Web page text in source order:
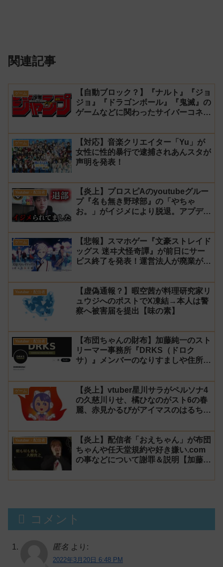
関連記事
ゲーム
【自動ブロック？】『ナルト』『ジョ
ジョ』『ドラゴンボール』『鬼滅』の
ゲームなどに関わったサイバーコネク
ブロックされてしまう
ゲーム
【対応】音楽クリエイター「Yu」が
女性に性的暴行で逮捕されあんスタが
声明を発表！
Youtuber・配信者
【炎上】プロスピAのyoutubeグルー
プ『名も無き野球部』の「やちゃ
お。」がイジメにより脱退。アプデの
VIPが事実無根だと否定
ゲーム
【悲報】スマホゲー『文豪ストレイド
ッグス 迷ヰ犬怪奇譚』が前日にサー
ビス終了を発表！運営法人が廃業が原
Youtuber・配信者
【虚偽通報？】暇空茜が料理研究家リ
ュウジへのポストでX凍結→本人は警
察へ被害届を提出【味の素】
Youtuber・配信者
【布団ちゃんの財布】加藤純一のスト
リーマー事務所『DRKS（ドロク
サ）』メンバーのなりすましや住所特
ゲーム
【炎上】vtuber星川サラがペルソナ4
の久慈川りせ、橘ひなのがスト6の春
麗、赤見かるびがアイマスのはるちは
Youtuber・配信者
【炎上】配信者「おえちゃん」が布団
ちゃんや任天堂規約や好き嫌い.com
の事などについて謝罪＆説明【加藤純
コメント
匿名 より:
2022年3月20日 6:48 PM